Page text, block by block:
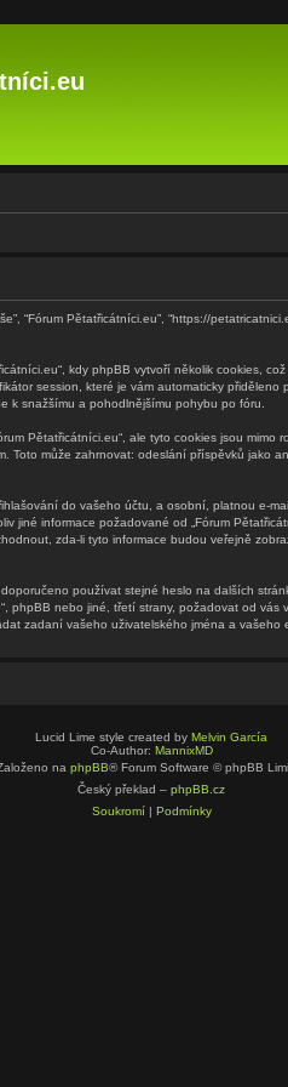
“Fórum Pětatřicátníci.eu”, “https://
kdy phpBB vytvoří několik cookies,
session, které je vám automaticky
k snažšímu a pohodlnějšímu pohybu po fóru.
Pětatřicátníci.eu“, ale tyto cookies jsou
může zahrnovat: odeslání příspěvků jako
do vašeho účtu, a osobní, platnou e-
informace požadované od „Fórum
zda-li tyto informace budou veřejně
používat stejné heslo na dalších
phpBB nebo jiné, třetí strany, požadovat od
zadaní vašeho uživatelského jména a
Lucid Lime style created by Melvin García
Co-Author: MannixMD
na phpBB® Forum Software © phpBB
Český překlad – phpBB.cz
Soukromí| Podmínky